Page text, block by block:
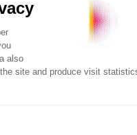
la
et
En